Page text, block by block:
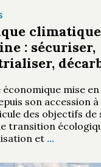
climatique
: sécuriser,
économique mise
son accession
des objectifs de
transition
et …